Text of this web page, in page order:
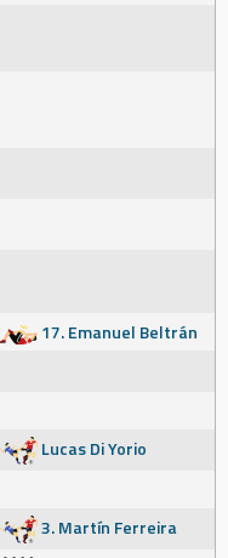
17. Emanuel Beltrán
Lucas Di Yorio
3. Martín Ferreira